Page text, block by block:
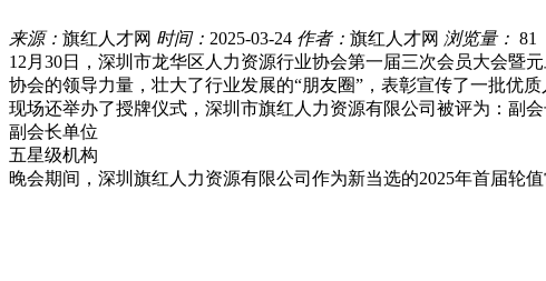
来源： 旗红人才网 时间： 2025-03-24 作者： 旗红人才网 浏览量： 81
12月30日，深圳市龙华区人力资源行业协会第一届三次会员大会暨
协会的领导力量，壮大了行业发展的“朋友圈”，表彰宣传了一批优
现场还举办了授牌仪式，深圳市旗红人力资源有限公司被评为：副
副会长单位
五星级机构
晚会期间，深圳旗红人力资源有限公司作为新当选的2025年首届轮